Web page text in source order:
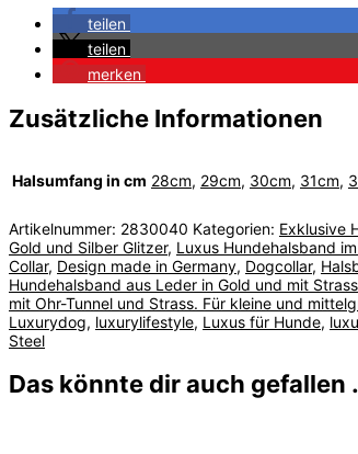
teilen
teilen
merken
Zusätzliche Informationen
Halsumfang in cm 28cm, 29cm, 30cm, 31cm,
Artikelnummer: 2830040 Kategorien: Exklusive
Gold und Silber Glitzer, Luxus Hundehalsband
Collar, Design made in Germany, Dogcollar,
Hundehalsband aus Leder in Gold und mit Strass
mit Ohr-Tunnel und Strass. Für kleine und
Luxurydog, luxurylifestyle, Luxus für Hunde,
Steel
Das könnte dir auch gefallen